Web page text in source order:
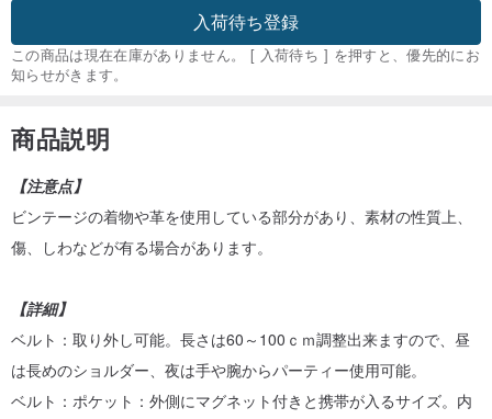
入荷待ち登録
この商品は現在在庫がありません。 [ 入荷待ち ] を押すと、優先的にお
知らせがきます。
商品説明
【注意点】
ビンテージの着物や革を使用している部分があり、素材の性質上、
傷、しわなどが有る場合があります。
【詳細】
ベルト：取り外し可能。長さは60～100ｃｍ調整出来ますので、昼
は長めのショルダー、夜は手や腕からパーティー使用可能。
ベルト：ポケット：外側にマグネット付きと携帯が入るサイズ。内